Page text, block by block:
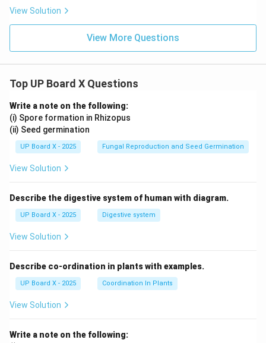
View Solution
View More Questions
Top UP Board X Questions
Write a note on the following:
(i) Spore formation in Rhizopus
(ii) Seed germination
UP Board X - 2025 Fungal Reproduction and Seed Germination
View Solution
Describe the digestive system of human with diagram.
UP Board X - 2025 Digestive system
View Solution
Describe co-ordination in plants with examples.
UP Board X - 2025 Coordination In Plants
View Solution
Write a note on the following: